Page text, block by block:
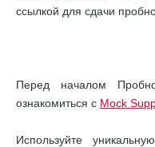
ссылкой для сдачи
Перед началом
ознакомиться с Mock
Используйте